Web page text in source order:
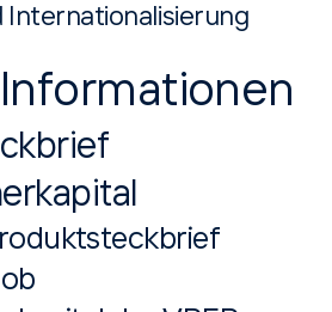
Internationalisierung